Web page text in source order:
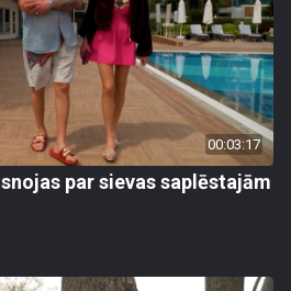
00:03:17
par sievas saplēstajām